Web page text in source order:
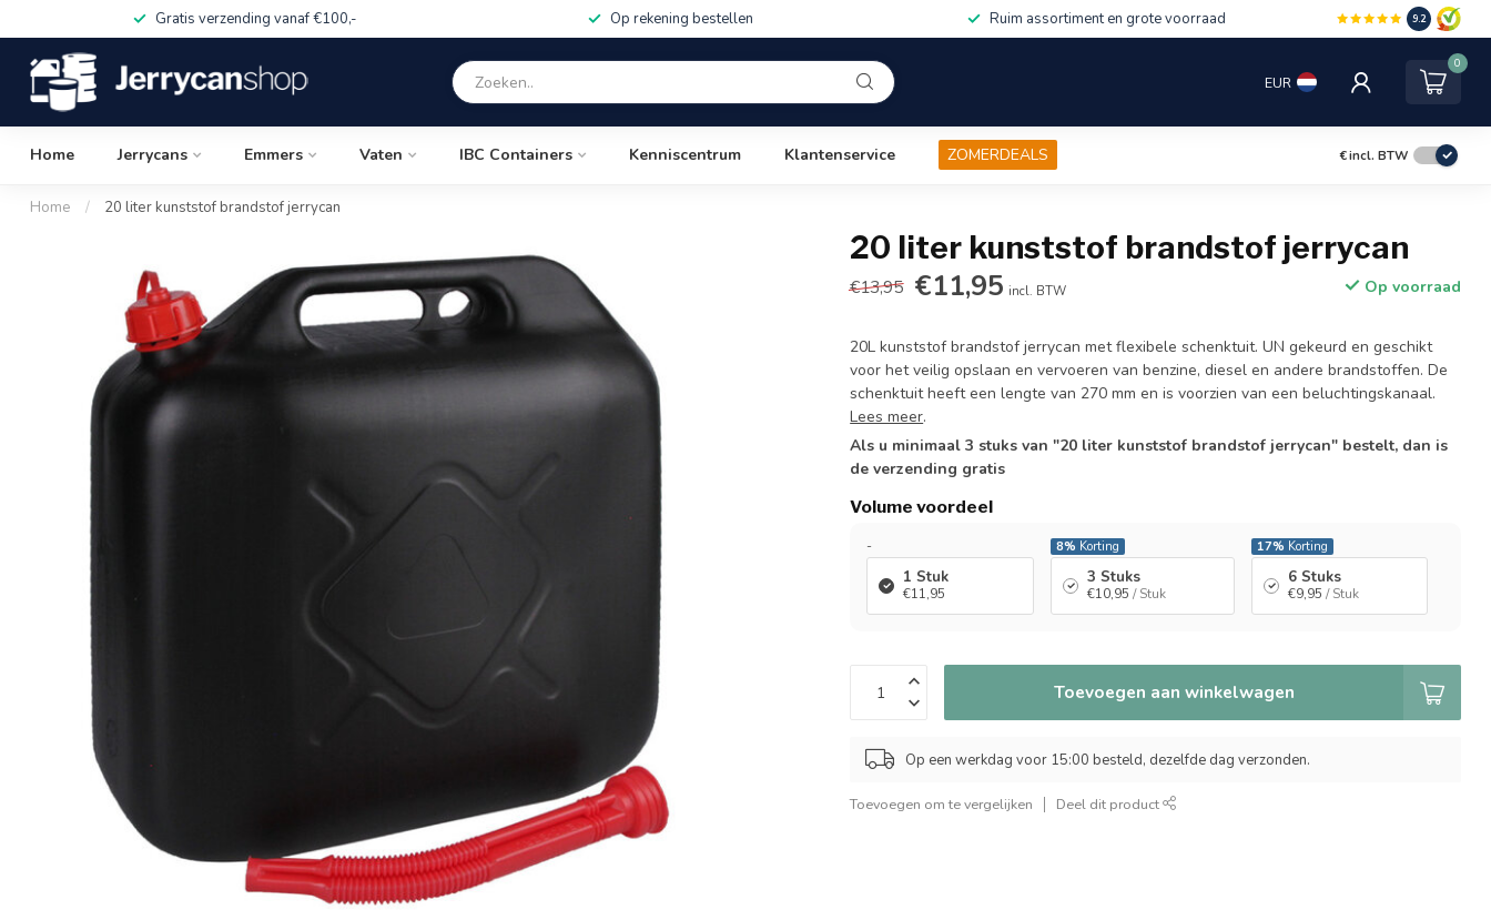
Gratis verzending vanaf €100,- Op rekening bestellen Ruim assortiment en grote voorraad 9.2
EUR
0
Home Jerrycans Emmers Vaten IBC Containers Kenniscentrum Klantenservice ZOMERDEALS €incl. BTW
Home / 20 liter kunststof brandstof jerrycan
20 liter kunststof brandstof jerrycan
€13,95 €11,95 incl. BTW Op voorraad
20L kunststof brandstof jerrycan met flexibele schenktuit. UN gekeurd en geschikt
voor het veilig opslaan en vervoeren van benzine, diesel en andere brandstoffen. De
schenktuit heeft een lengte van 270 mm en is voorzien van een beluchtingskanaal.
Lees meer.
Als u minimaal 3 stuks van "20 liter kunststof brandstof jerrycan" bestelt, dan is
de verzending gratis
Volume voordeel
-
1 Stuk
€11,95
8% Korting
3 Stuks
€10,95 / Stuk
17% Korting
6 Stuks
€9,95 / Stuk
Toevoegen aan winkelwagen
Op een werkdag voor 15:00 besteld, dezelfde dag verzonden.
Toevoegen om te vergelijken Deel dit product